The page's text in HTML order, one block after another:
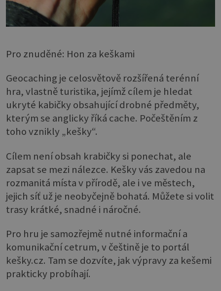
Pro znuděné: Hon za keškami
Geocaching je celosvětově rozšířená terénní
hra, vlastně turistika, jejímž cílem je hledat
ukryté kabičky obsahující drobné předměty,
kterým se anglicky říká cache. Počeštěním z
toho vznikly „kešky“.
Cílem není obsah krabičky si ponechat, ale
zapsat se mezi nálezce. Kešky vás zavedou na
rozmanitá místa v přírodě, ale i ve městech,
jejich síť už je neobyčejně bohatá. Můžete si volit
trasy krátké, snadné i náročné.
Pro hru je samozřejmě nutné informační a
komunikační cetrum, v češtině je to portál
kešky.cz. Tam se dozvíte, jak výpravy za kešemi
prakticky probíhají.